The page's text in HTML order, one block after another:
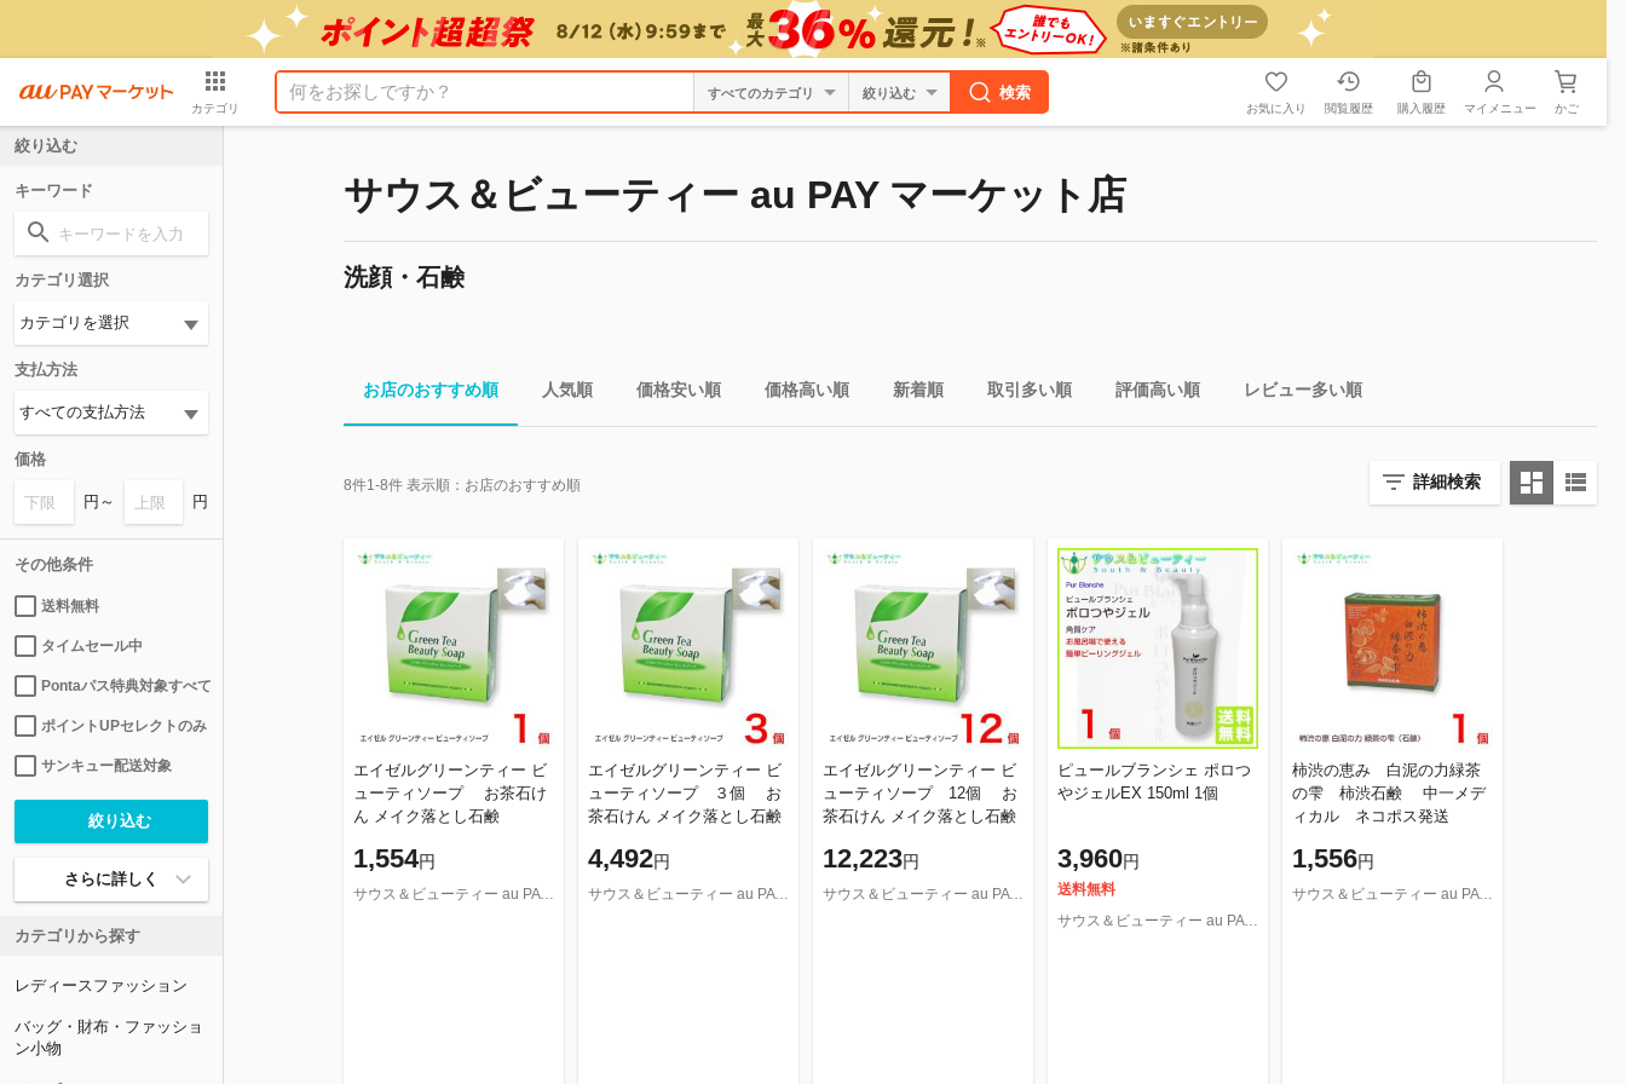
カテゴリ
絞り込む 検索
お気に入り 閲覧履歴 購入履歴 マイメニュー かご
サウス＆ビューティー au PAY マーケット店
洗顔・石鹸
お店のおすすめ順 人気順 価格安い順 価格高い順 新着順 取引多い順 評価高い順 レビュー多い順
詳細検索
8件1-8件 表示順： お店のおすすめ順
エイゼルグリーンティー ビ
ューティソープ お茶石け
ん メイク落とし石鹸
1,554円
サウス＆ビューティー au PAY マーケット店
エイゼルグリーンティー ビ
ューティソープ ３個 お
茶石けん メイク落とし石鹸
4,492円
サウス＆ビューティー au PAY マーケット店
エイゼルグリーンティー ビ
ューティソープ 12個 お
茶石けん メイク落とし石鹸
12,223円
サウス＆ビューティー au PAY マーケット店
ピュールブランシェ ポロつ
やジェルEX 150ml 1個
3,960円
送料無料
サウス＆ビューティー au PAY マーケット店
柿渋の恵み 白泥の力緑茶
の雫 柿渋石鹸 中一メデ
ィカル ネコポス発送
1,556円
サウス＆ビューティー au PAY マーケット店
絞り込む
キーワード
カテゴリ選択
支払方法
価格
円～ 円
その他条件
送料無料
タイムセール中
Pontaパス特典対象すべて
ポイントUPセレクトのみ
サンキュー配送対象
さらに詳しく
カテゴリから探す
レディースファッション
バッグ・財布・ファッショ
ン小物